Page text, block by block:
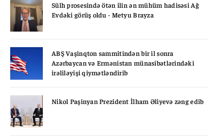
Sülh prosesində ötən ilin ən mühüm hadisəsi Ağ
Evdəki görüş oldu - Metyu Brayza
ABŞ Vaşinqton sammitindən bir il sonra
Azərbaycan və Ermənistan münasibətlərindəki
irəliləyişi qiymətləndirib
Nikol Paşinyan Prezident İlham Əliyevə zəng edib